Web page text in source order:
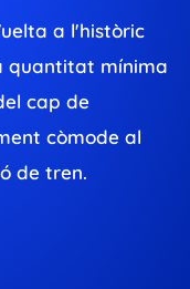
a l'històric
quantitat mínima
cap de
còmode al
de tren.